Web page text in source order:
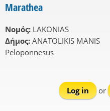
Marathea
Νομός: LAKONIAS
Δήμος: ANATOLIKIS MANIS
Peloponnesus
Log in
or